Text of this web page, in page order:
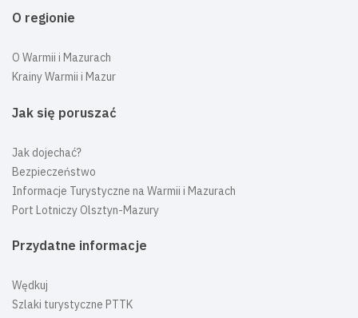
O regionie
O Warmii i Mazurach
Krainy Warmii i Mazur
Jak się poruszać
Jak dojechać?
Bezpieczeństwo
Informacje Turystyczne na Warmii i Mazurach
Port Lotniczy Olsztyn-Mazury
Przydatne informacje
Wędkuj
Szlaki turystyczne PTTK